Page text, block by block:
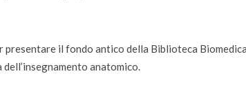
il fondo antico della Biblioteca
anatomico.